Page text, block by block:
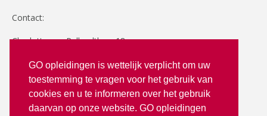
GO opleidingen is wettelijk verplicht om uw
toestemming te vragen voor het gebruik van
cookies en u te informeren over het gebruik
daarvan op onze website. GO opleidingen
Contact:
Charlotte van Pallandtlaan 18
T: 070 - 3512380
info@goopleidingen.nl